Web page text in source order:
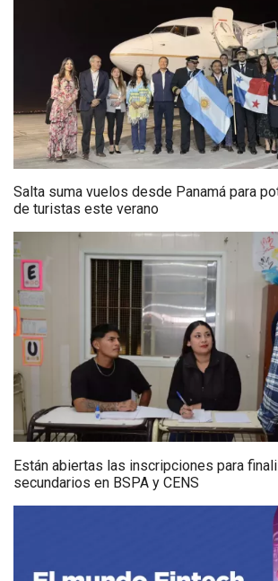
Salta suma vuelos desde Panamá para
de turistas este verano
Están abiertas las inscripciones para
secundarios en BSPA y CENS